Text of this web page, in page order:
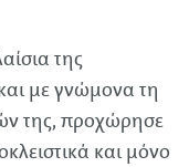
της
με γνώμονα τη
της, προχώρησε
και μόνο